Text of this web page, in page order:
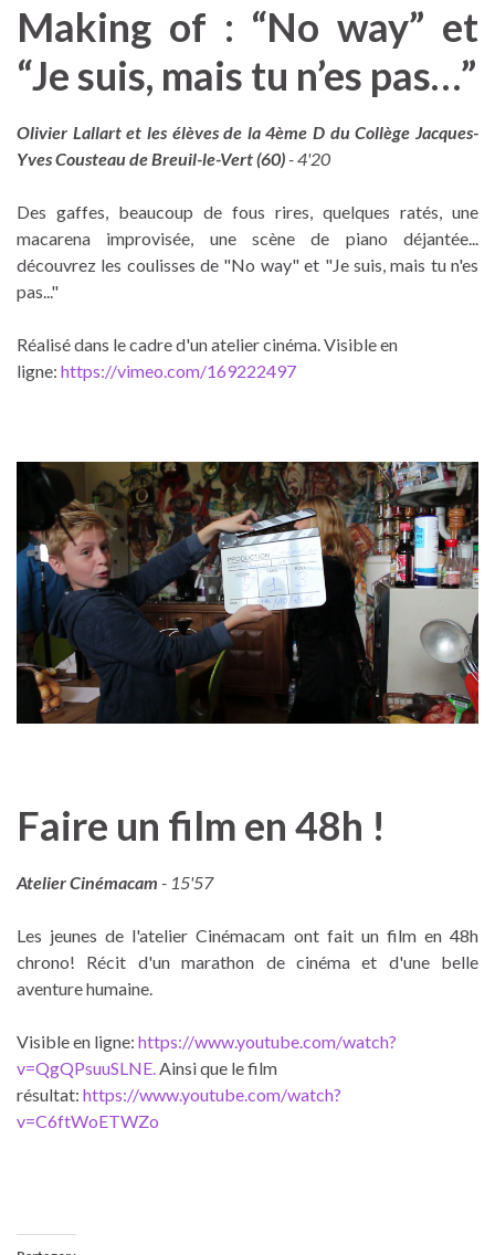
Making of : “No way” et
“Je suis, mais tu n’es pas…”
Olivier Lallart et les élèves de la 4ème D du Collège Jacques-
Yves Cousteau de Breuil-le-Vert (60)- 4'20
Des gaffes, beaucoup de fous rires, quelques ratés, une
macarena improvisée, une scène de piano déjantée...
découvrez les coulisses de "No way" et "Je suis, mais tu n'es
pas..."
Réalisé dans le cadre d'un atelier cinéma. Visible en
ligne: https://vimeo.com/169222497
Faire un film en 48h !
Atelier Cinémacam - 15'57
Les jeunes de l'atelier Cinémacam ont fait un film en 48h
chrono! Récit d'un marathon de cinéma et d'une belle
aventure humaine.
Visible en ligne: https://www.youtube.com/watch?
v=QgQPsuuSLNE.Ainsi que le film
résultat: https://www.youtube.com/watch?
v=C6ftWoETWZo